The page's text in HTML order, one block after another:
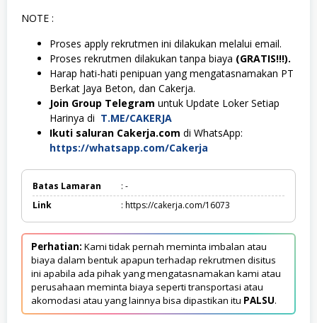
NOTE :
Proses apply rekrutmen ini dilakukan melalui email.
Proses rekrutmen dilakukan tanpa biaya (GRATIS!!!).
Harap hati-hati penipuan yang mengatasnamakan PT
Berkat Jaya Beton, dan Cakerja.
Join Group Telegram untuk Update Loker Setiap
Harinya di T.ME/CAKERJA
Ikuti saluran Cakerja.com di WhatsApp:
https://whatsapp.com/Cakerja
Batas Lamaran
: -
Link
: https://cakerja.com/16073
Perhatian: Kami tidak pernah meminta imbalan atau
biaya dalam bentuk apapun terhadap rekrutmen disitus
ini apabila ada pihak yang mengatasnamakan kami atau
perusahaan meminta biaya seperti transportasi atau
akomodasi atau yang lainnya bisa dipastikan itu PALSU.